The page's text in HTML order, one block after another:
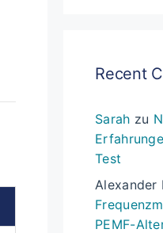
Recent
Sarah zu
Test
Alexander
PEMF-